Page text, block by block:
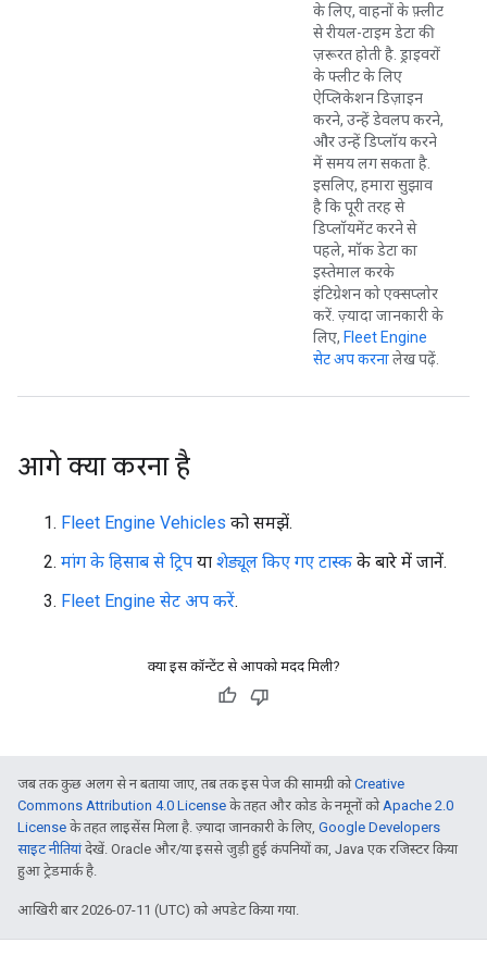
के लिए, वाहनों के फ़्लीट
से रीयल-टाइम डेटा की
ज़रूरत होती है. ड्राइवरों
के फ्लीट के लिए
ऐप्लिकेशन डिज़ाइन
करने, उन्हें डेवलप करने,
और उन्हें डिप्लॉय करने
में समय लग सकता है.
इसलिए, हमारा सुझाव
है कि पूरी तरह से
डिप्लॉयमेंट करने से
पहले, मॉक डेटा का
इस्तेमाल करके
इंटिग्रेशन को एक्सप्लोर
करें. ज़्यादा जानकारी के
लिए, Fleet Engine
सेट अप करनालेख पढ़ें.
आगे क्या करना है
Fleet Engine Vehicles को समझें.
मांग के हिसाब से ट्रिप या शेड्यूल किए गए टास्क के बारे में जानें.
Fleet Engine सेट अप करें.
क्या इस कॉन्टेंट से आपको मदद मिली?
जब तक कुछ अलग से न बताया जाए, तब तक इस पेज की सामग्री कोCreative
Commons Attribution 4.0 License के तहत और कोड के नमूनों कोApache 2.0
License के तहत लाइसेंस मिला है. ज़्यादा जानकारी के लिए, Google Developers
साइट नीतियांदेखें. Oracle और/या इससे जुड़ी हुई कंपनियों का, Java एक रजिस्टर किया
हुआ ट्रेडमार्क है.
आखिरी बार 2026-07-11 (UTC) को अपडेट किया गया.